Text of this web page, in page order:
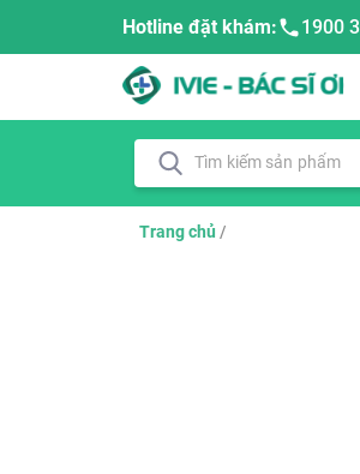
Hotline đặt khám: 1900
Trang chủ /